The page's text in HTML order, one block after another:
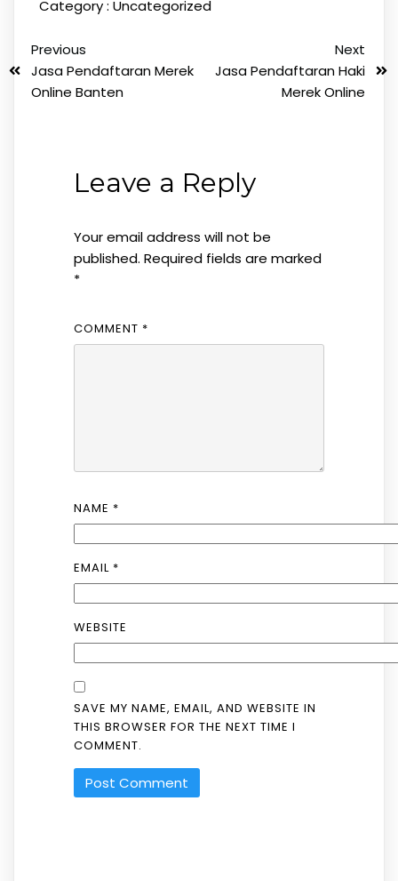
Category : Uncategorized
Previous
Jasa Pendaftaran Merek
Online Banten
Next
Jasa Pendaftaran Haki
Merek Online
Leave a Reply
Your email address will not be
published. Required fields are marked
*
COMMENT *
NAME *
EMAIL *
WEBSITE
SAVE MY NAME, EMAIL, AND WEBSITE IN
THIS BROWSER FOR THE NEXT TIME I
COMMENT.